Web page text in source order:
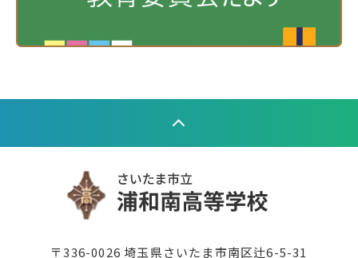
〒336-0026 埼玉県さいたま市南区辻6-5-31